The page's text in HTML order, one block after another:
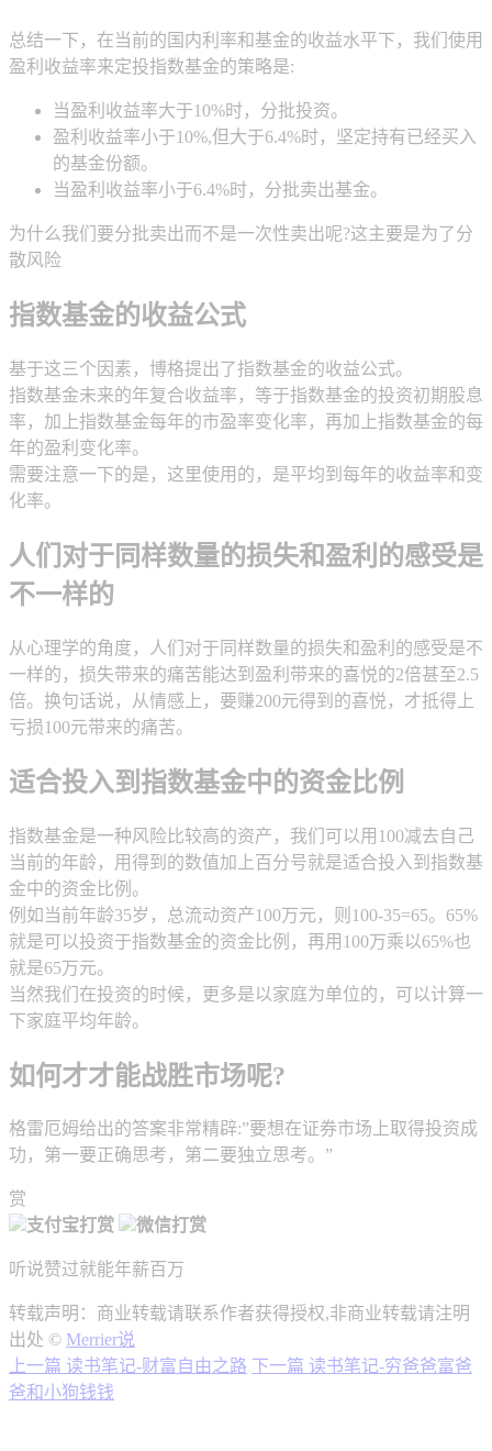
总结一下，在当前的国内利率和基金的收益水平下，我们使用
盈利收益率来定投指数基金的策略是:
当盈利收益率大于10%时，分批投资。
盈利收益率小于10%,但大于6.4%时，坚定持有已经买入
的基金份额。
当盈利收益率小于6.4%时，分批卖出基金。
为什么我们要分批卖出而不是一次性卖出呢?这主要是为了分
散风险
指数基金的收益公式
基于这三个因素，博格提出了指数基金的收益公式。
指数基金未来的年复合收益率，等于指数基金的投资初期股息
率，加上指数基金每年的市盈率变化率，再加上指数基金的每
年的盈利变化率。
需要注意一下的是，这里使用的，是平均到每年的收益率和变
化率。
人们对于同样数量的损失和盈利的感受是
不一样的
从心理学的角度，人们对于同样数量的损失和盈利的感受是不
一样的，损失带来的痛苦能达到盈利带来的喜悦的2倍甚至2.5
倍。换句话说，从情感上，要赚200元得到的喜悦，才抵得上
亏损100元带来的痛苦。
适合投入到指数基金中的资金比例
指数基金是一种风险比较高的资产，我们可以用100减去自己
当前的年龄，用得到的数值加上百分号就是适合投入到指数基
金中的资金比例。
例如当前年龄35岁，总流动资产100万元，则100-35=65。65%
就是可以投资于指数基金的资金比例，再用100万乘以65%也
就是65万元。
当然我们在投资的时候，更多是以家庭为单位的，可以计算一
下家庭平均年龄。
如何才才能战胜市场呢?
格雷厄姆给出的答案非常精辟:”要想在证券市场上取得投资成
功，第一要正确思考，第二要独立思考。”
赏
支付宝打赏
微信打赏
听说赞过就能年薪百万
转载声明：商业转载请联系作者获得授权,非商业转载请注明
出处 © Merrier说
上一篇 读书笔记-财富自由之路 下一篇 读书笔记-穷爸爸富爸
爸和小狗钱钱